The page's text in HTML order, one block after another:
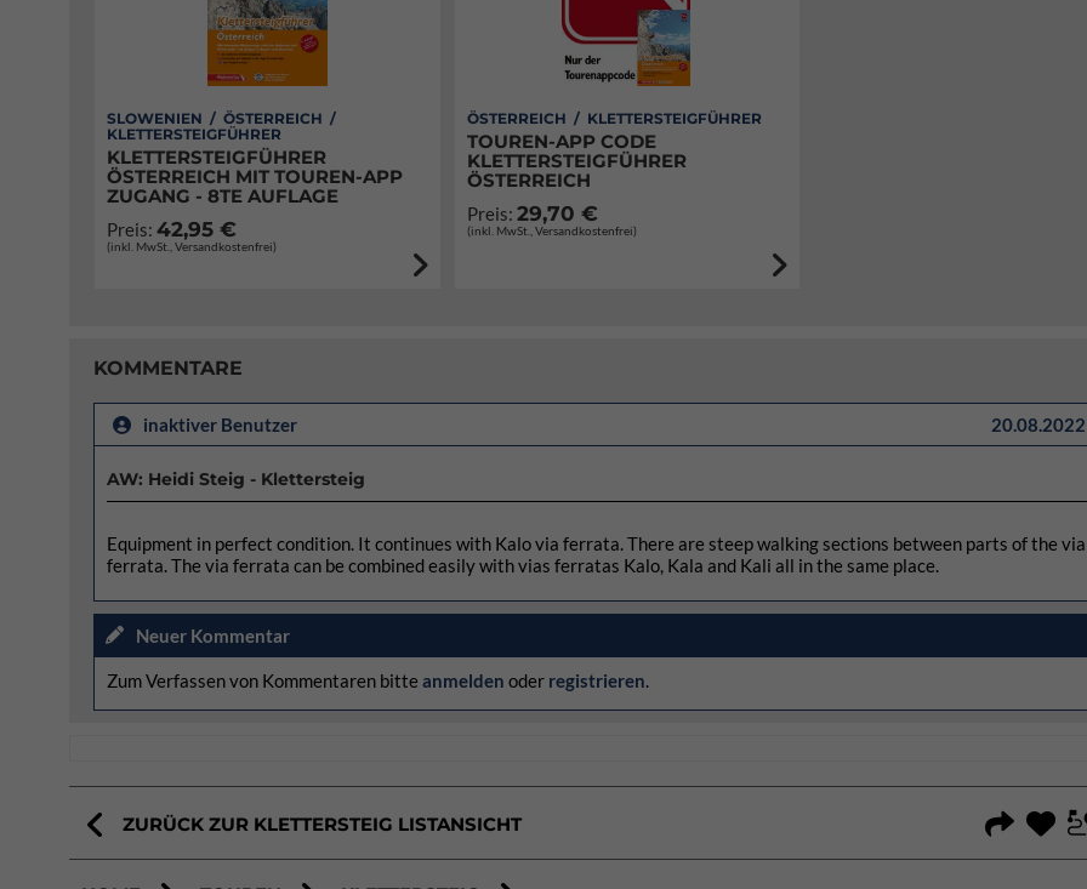
SLOWENIEN / ÖSTERREICH /
KLETTERSTEIGFÜHRER
KLETTERSTEIGFÜHRER
ÖSTERREICH MIT TOUREN-APP
ZUGANG - 8TE AUFLAGE
Preis: 42,95 €
(inkl. MwSt., Versandkostenfrei)
ÖSTERREICH / KLETTERSTEIGFÜHRER
TOUREN-APP CODE
KLETTERSTEIGFÜHRER
ÖSTERREICH
Preis: 29,70 €
(inkl. MwSt., Versandkostenfrei)
KOMMENTARE
inaktiver Benutzer
AW: Heidi Steig - Klettersteig
Equipment in perfect condition. It continues with Kalo via ferrata. There are steep walking sections between parts of the via
ferrata. The via ferrata can be combined easily with vias ferratas Kalo, Kala and Kali all in the same place.
Neuer Kommentar
Zum Verfassen von Kommentaren bitte anmelden oder registrieren.
ZURÜCK ZUR KLETTERSTEIG LISTANSICHT